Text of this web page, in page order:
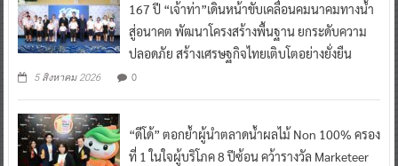
167 ปี “เจ้าท่า”เดินหน้าขับเคลื่อนคมนาคมทางน้ำ
สู่อนาคต พัฒนาโครงสร้างพื้นฐาน ยกระดับความ
ปลอดภัย สร้างเศรษฐกิจไทยเติบโตอย่างยั่งยืน
5 สิงหาคม 2026 0
“ดีโด้” ตอกย้ำผู้นำตลาดน้ำผลไม้ Non 100% ครอง
ที่ 1 ในใจผู้บริโภค 8 ปีซ้อน คว้ารางวัล Marketeer